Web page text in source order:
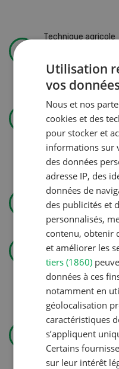
Technique agricole
Gestion
Pas de
Utiliser
Technique agricole
« J’aime
soigner les
Production
Couverts
clairs,
Utilisation
vos
Nous et nos
cookies et des
pour stocker et
informations sur
des données
adresse IP, des
données de
des publicités et
personnalisés,
contenu, obtenir
et améliorer les
tiers (1860)
données à ces
notamment en
géolocalisation
caractéristiques
s’appliquent
Certains
sur leur intérêt